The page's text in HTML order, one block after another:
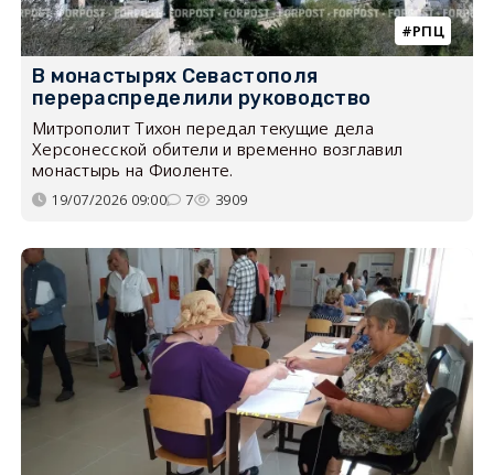
РПЦ
В монастырях Севастополя
перераспределили руководство
Митрополит Тихон передал текущие дела
Херсонесской обители и временно возглавил
монастырь на Фиоленте.
19/07/2026 09:00 7 3909